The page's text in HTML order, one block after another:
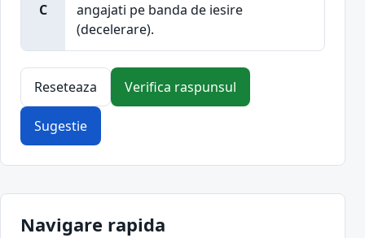
C
angajati pe banda de iesire
(decelerare).
Reseteaza Verifica raspunsul
Sugestie
Navigare rapida